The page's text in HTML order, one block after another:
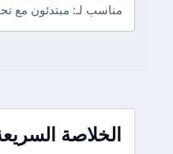
مناسب لـ: مبتدئون مع
الخلاصة